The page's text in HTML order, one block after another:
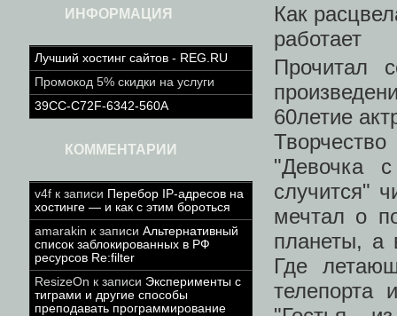
ИНФОРМАЦИЯ
Лучший хостинг сайтов - REG.RU
Промокод 5% скидки на услуги
39CC-C72F-6342-560A
КОММЕНТАРИИ
v4f к записи Перебор IP-адресов на
хостинге — и как с этим бороться
amarakin к записи Альтернативный
список заблокированных в РФ
ресурсов Re:filter
ResizeOn к записи Эксперименты с
тиграми и другие способы
преподавать программирование
Как
работает
Прочитал
60летие
"Девочка
случится"
мечтал о
планеты, а
Где
телепорта